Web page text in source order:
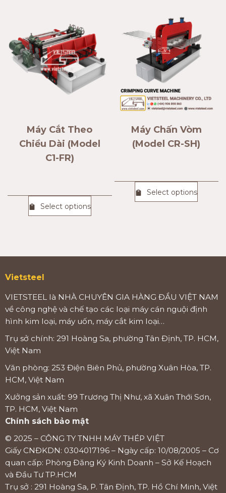
Máy Cắt Theo
Chiều Dài (Model
C1-FR)
Select options
Máy Chấn Vòm
(Model CR-SH)
Select options
Vietsteel
VIETSTEEL là NHÀ CHUYÊN GIA HÀNG ĐẦU VIỆT NAM
về công nghệ và chế tạo các loại máy cán nguội định
hình kim loại, máy uốn, máy cắt kim loại…
Trụ sở chính: 291 Hoàng Sa, phường Tân Định, TP. HCM,
Việt Nam
Văn phòng: 253 Điện Biên Phủ, phường Xuân Hòa, TP.
HCM, Việt Nam
Xưởng sản xuất: 99 Trương Thị Như, xã Xuân Thới Sơn,
TP. HCM, Việt Nam
Chính sách bảo mật
© 2025 – CÔNG TY TNHH MÁY THÉP VIỆT
Giấy CNĐKDN: 0304017196 – Ngày cấp: 10/08/2005 – Cơ
quan cấp: Phòng Đăng Ký Kinh Doanh – Sở Kế Hoạch
và Đầu Tư TP.HCM
Trụ sở : 291 Hoàng Sa, P. Tân Định, TP. Hồ Chí Minh, Việt